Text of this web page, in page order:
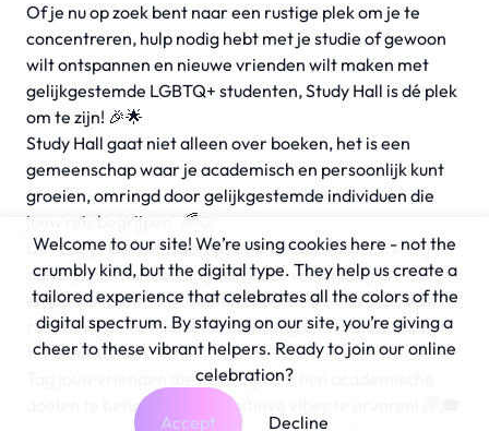
Of je nu op zoek bent naar een rustige plek om je te
concentreren, hulp nodig hebt met je studie of gewoon
wilt ontspannen en nieuwe vrienden wilt maken met
gelijkgestemde LGBTQ+ studenten, Study Hall is dé plek
om te zijn! 🎉🌟
Study Hall gaat niet alleen over boeken, het is een
gemeenschap waar je academisch en persoonlijk kunt
groeien, omringd door gelijkgestemde individuen die
jouw reis begrijpen. 🌈🤝
Dus pak je boeken, laptops of schetsblokken en sluit je
aan bij ons voor een dag vol groei, verbinding en
empowerment! 🌟✨ Samen creëren we een inclusieve
ruimte waar kennis, zelfontdekking en vriendschappen
tot bloei komen.
Tag jouw vrienden die klaar zijn om hun academische
doelen te behalen en de positieve vibes te ervaren! 🌈🎓
Welcome to our site! We’re using cookies here - not the
crumbly kind, but the digital type. They help us create a
tailored experience that celebrates all the colors of the
digital spectrum. By staying on our site, you’re giving a
cheer to these vibrant helpers. Ready to join our online
celebration?
Accept Decline